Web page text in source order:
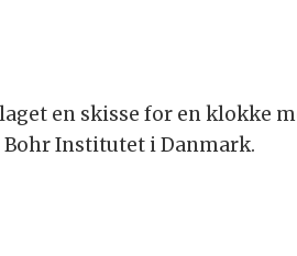
en skisse for en klokke
Bohr Institutet i Danmark.